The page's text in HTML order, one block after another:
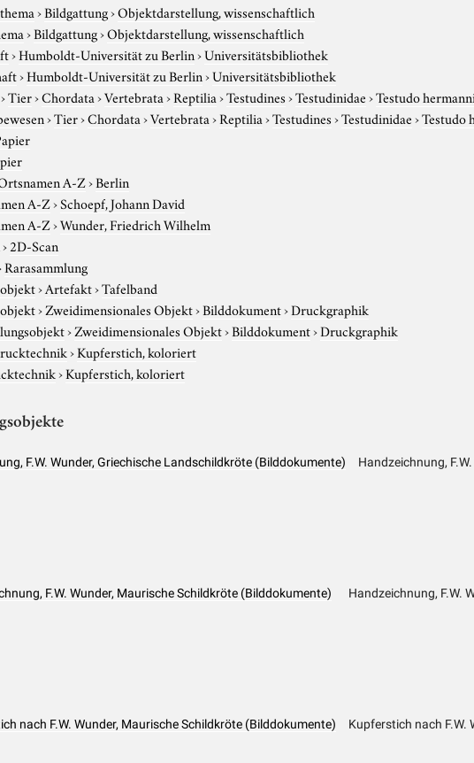
›Bildgattung›Objektdarstellung, wissenschaftlich
›Bildgattung›Objektdarstellung, wissenschaftlich
›Humboldt-Universität zu Berlin›Universitätsbibliothek
›Humboldt-Universität zu Berlin›Universitätsbibliothek
›Tier›Chordata›Vertebrata›Reptilia›Testudines›Testudinidae›Testudo hermanni
›Tier›Chordata›Vertebrata›Reptilia›Testudines›Testudinidae›Testudo
A-Z›Berlin
A-Z›Schoepf, Johann David
A-Z›Wunder, Friedrich Wilhelm
›2D-Scan
Rarasammlung
›Artefakt›Tafelband
›Zweidimensionales Objekt›Bilddokument›Druckgraphik
›Zweidimensionales Objekt›Bilddokument›Druckgraphik
›Kupferstich, koloriert
›Kupferstich, koloriert
F.W. Wunder, Griechische Landschildkröte (Bilddokumente) Handzeichnung,
F.W. Wunder, Maurische Schildkröte (Bilddokumente) Handzeichnung, F.W.
nach F.W. Wunder, Maurische Schildkröte (Bilddokumente) Kupferstich nach F.W.